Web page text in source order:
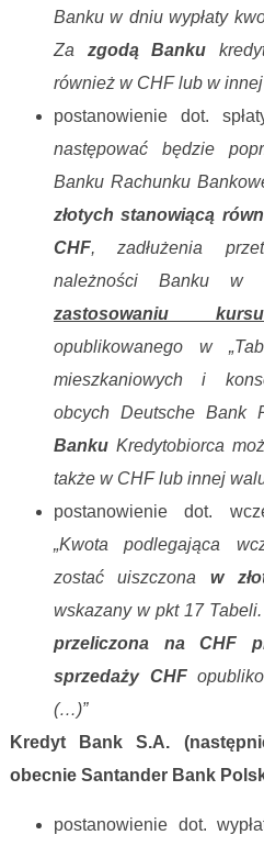
Banku w dniu wypłaty
Za zgodą Banku
również w CHF lub w
postanowienie dot.
następować będzie
Banku Rachunku
złotych stanowiącą
CHF, zadłużenia
należności Banku
zastosowaniu
opublikowanego w
mieszkaniowych i
obcych Deutsche
BankuKredytobiorca
także w CHF lub innej
postanowienie dot.
„Kwota podlegająca
zostać uiszczona w
wskazany w pkt 17 Tabeli.
przeliczona na CHF
sprzedaży CHF
(…)”
Kredyt Bank S.A.
obecnie Santander Bank
postanowienie dot.